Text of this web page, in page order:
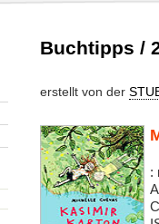
Buchtipps /
erstellt von der
: